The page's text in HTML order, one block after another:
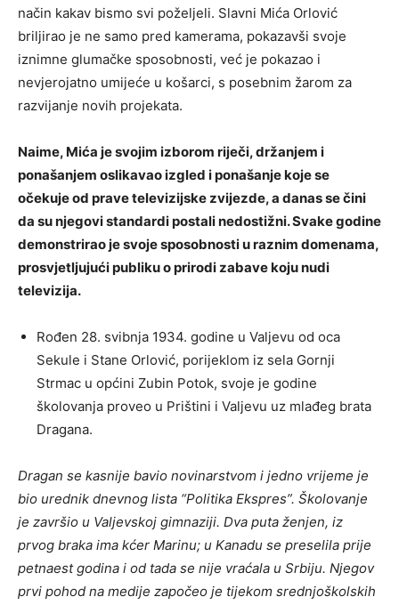
način kakav bismo svi poželjeli. Slavni Mića Orlović
briljirao je ne samo pred kamerama, pokazavši svoje
iznimne glumačke sposobnosti, već je pokazao i
nevjerojatno umijeće u košarci, s posebnim žarom za
razvijanje novih projekata.
Naime, Mića je svojim izborom riječi, držanjem i
ponašanjem oslikavao izgled i ponašanje koje se
očekuje od prave televizijske zvijezde, a danas se čini
da su njegovi standardi postali nedostižni. Svake godine
demonstrirao je svoje sposobnosti u raznim domenama,
prosvjetljujući publiku o prirodi zabave koju nudi
televizija.
Rođen 28. svibnja 1934. godine u Valjevu od oca
Sekule i Stane Orlović, porijeklom iz sela Gornji
Strmac u općini Zubin Potok, svoje je godine
školovanja proveo u Prištini i Valjevu uz mlađeg brata
Dragana.
Dragan se kasnije bavio novinarstvom i jedno vrijeme je
bio urednik dnevnog lista “Politika Ekspres”. Školovanje
je završio u Valjevskoj gimnaziji. Dva puta ženjen, iz
prvog braka ima kćer Marinu; u Kanadu se preselila prije
petnaest godina i od tada se nije vraćala u Srbiju. Njegov
prvi pohod na medije započeo je tijekom srednjoškolskih